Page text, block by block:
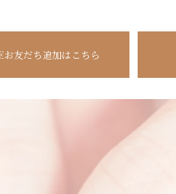
お友だち追加はこちら